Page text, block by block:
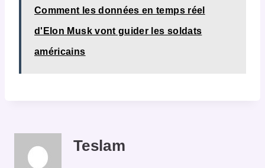
Comment les données en temps réel
d'Elon Musk vont guider les soldats
américains
Teslam